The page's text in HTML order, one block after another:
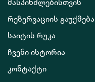
მასპინძლებისთვის
რეზერვაციის გაუქმება
საიტის რუკა
ჩვენი ისტორია
კონტაქტი